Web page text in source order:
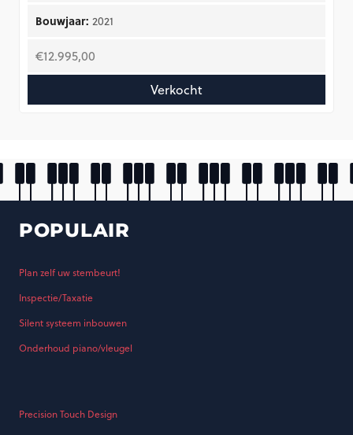
Bouwjaar: 2021
€12.995,00
Verkocht
POPULAIR
Plan zelf uw stembeurt!
Inspectie/Taxatie
Silent systeem inbouwen
Onderhoud piano/vleugel
Precision Touch Design